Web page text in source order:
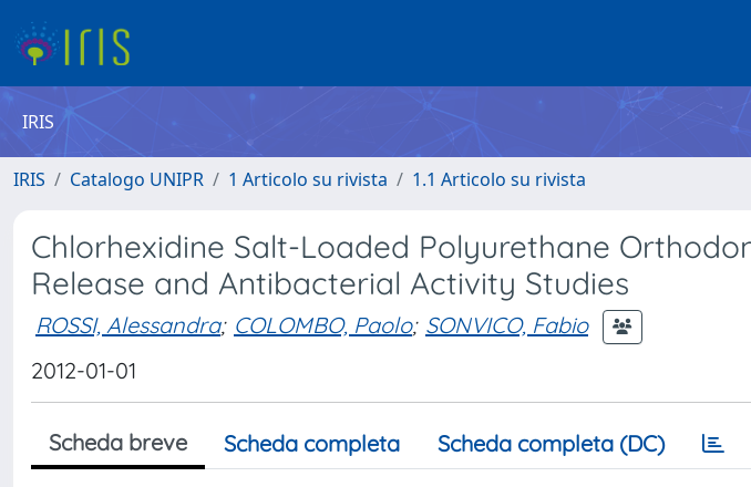
IRIS
IRIS Catalogo UNIPR 1 Articolo su rivista 1.1 Articolo su rivista
Chlorhexidine Salt-Loaded Polyurethane
Release and Antibacterial Activity Studies
ROSSI, Alessandra; COLOMBO, Paolo; SONVICO, Fabio
2012-01-01
Scheda breve Scheda completa Scheda completa (DC)